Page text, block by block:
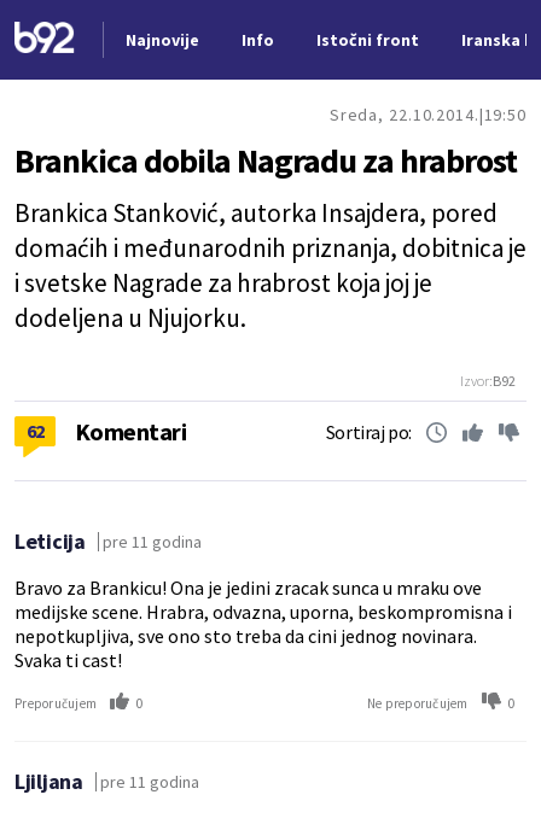
Najnovije Info Istočni front Iranska
Sreda, 22.10.2014. 19:50
Brankica dobila Nagradu za hrabrost
Brankica Stanković, autorka Insajdera, pored
domaćih i međunarodnih priznanja, dobitnica je
i svetske Nagrade za hrabrost koja joj je
dodeljena u Njujorku.
Izvor:B92
62 Komentari Sortiraj po:
Leticija pre 11 godina
Bravo za Brankicu! Ona je jedini zracak sunca u mraku ove
medijske scene. Hrabra, odvazna, uporna, beskompromisna i
nepotkupljiva, sve ono sto treba da cini jednog novinara.
Svaka ti cast!
Preporučujem 0 Ne preporučujem 0
Ljiljana pre 11 godina